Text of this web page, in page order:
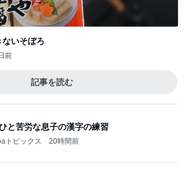
いそぼろ
前
記事を読む
と苦労な息子の漢字の練習
トピックス 20時間前